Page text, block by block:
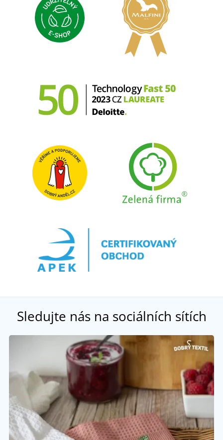
Sledujte nás na sociálních sítích